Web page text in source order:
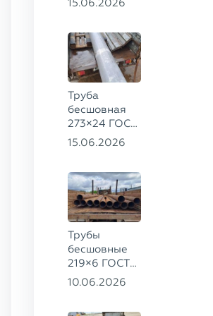
15.06.2026
Труба
бесшовная
273×24 ГОСТ
9941-81 сталь
15.06.2026
Трубы
бесшовные
219×6 ГОСТ
8732-78, ст.
10.06.2026